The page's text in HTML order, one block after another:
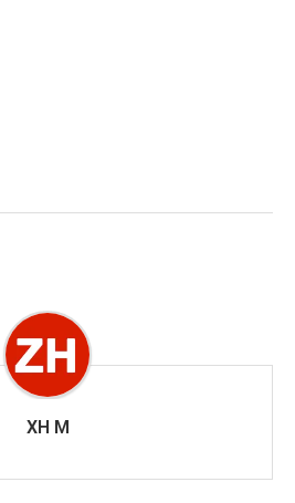
XH M